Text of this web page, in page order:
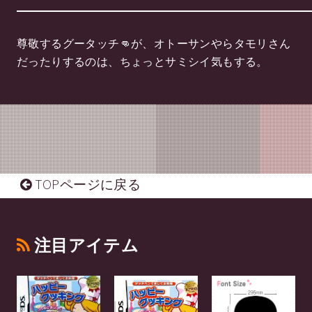
尊敬するグータッチ👊が、オトーサンやらタモリさん
だったりするのは、ちょっとサミシイ気もする。
TOPページに戻る
注目アイテム